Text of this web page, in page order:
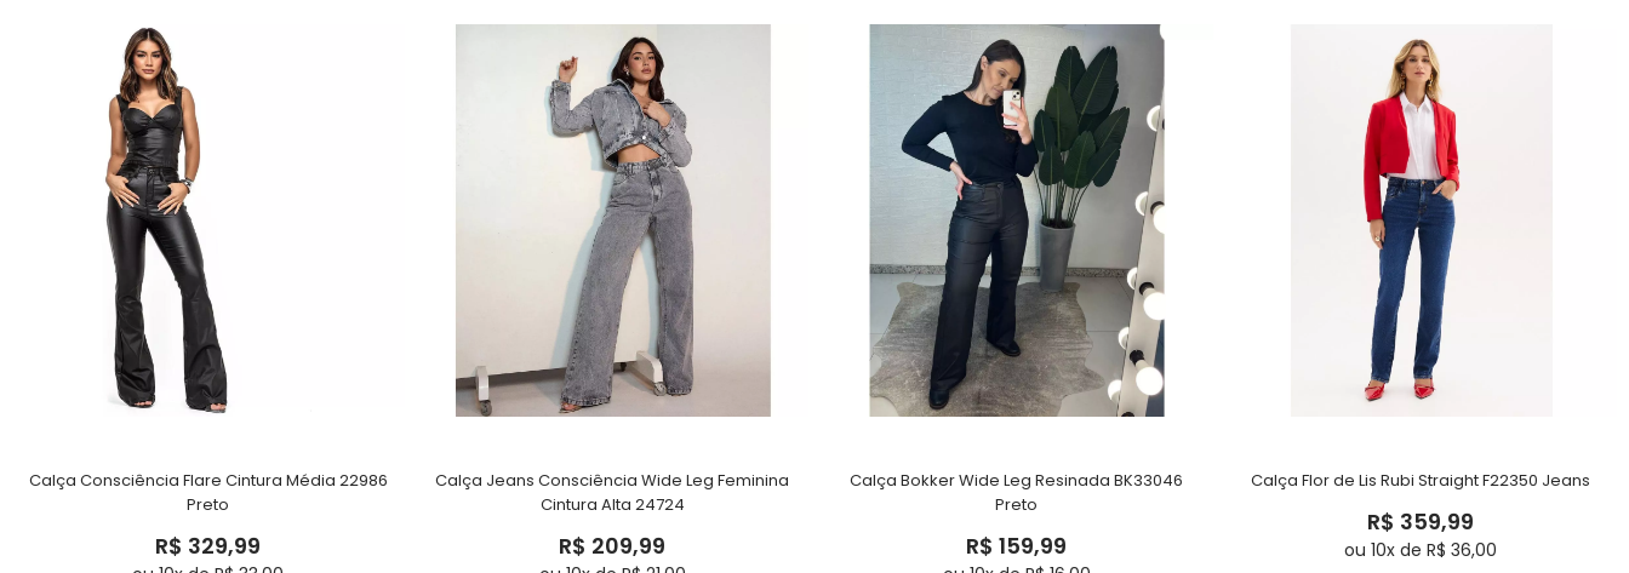
Calça Consciência Flare Cintura Média 22986
Preto
R$ 329,99
Calça Jeans Consciência Wide Leg Feminina
Cintura Alta 24724
R$ 209,99
Calça Bokker Wide Leg Resinada BK33046
Preto
R$ 159,99
Calça Flor de Lis Rubi Straight F22350 Jeans
R$ 359,99
ou 10x de R$ 36,00